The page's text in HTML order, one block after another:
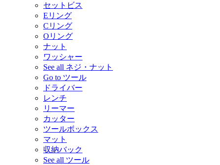
セットビス
Eリング
Cリング
Oリング
ナット
ワッシャー
See all ネジ・ナット
Go to ツール
ドライバー
レンチ
リーマー
カッター
ツールボックス
マット
収納バック
See all ツール